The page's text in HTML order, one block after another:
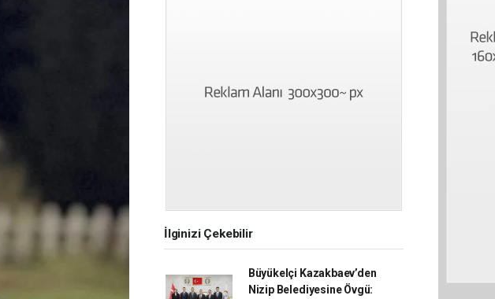
İlginizi Çekebilir
Büyükelçi Kazakbaev’den
Nizip Belediyesine Övgü: